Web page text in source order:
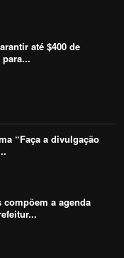
até $400 de
“Faça a divulgação
compõem a agenda